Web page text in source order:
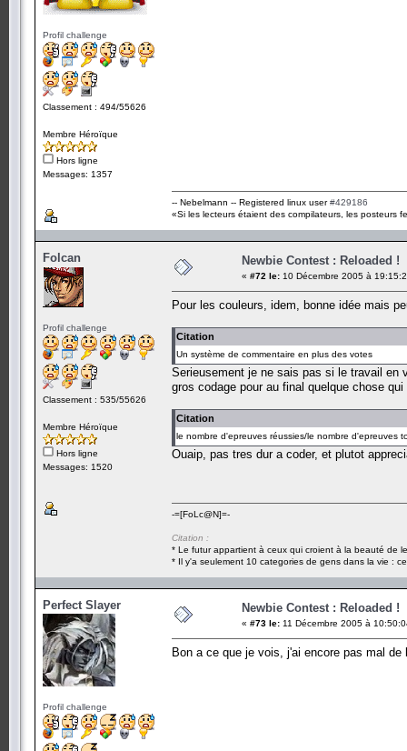
Profil challenge
Classement : 494/55626
Membre Héroïque
Hors ligne
Messages: 1357
-- Nebelmann -- Registered linux user#429186
«Si les lecteurs étaient des compilateurs, les posteurs
Folcan
Profil challenge
Classement : 535/55626
Membre Héroïque
Hors ligne
Messages: 1520
Newbie Contest : Reloaded !
« #72 le: 10 Décembre 2005 à
Pour les couleurs, idem, bonne idée mais
Citation
Un système de commentaire en plus des votes
Serieusement je ne sais pas si le travail en
gros codage pour au final quelque chose
Citation
le nombre d'epreuves réussies/le nombre d'epreuves
Ouaip, pas tres dur a coder, et plutot
-=[FoLc@N]=-
Citation :
* Le futur appartient à ceux qui croient à la beauté de
* Il y'a seulement 10 categories de gens dans la vie :
Perfect Slayer
Profil challenge
Newbie Contest : Reloaded !
« #73 le: 11 Décembre 2005 à
Bon a ce que je vois, j'ai encore pas mal de